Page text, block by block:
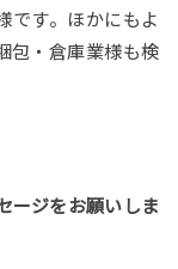
です。ほかにもよ
包・倉庫業様も検
ージをお願いしま